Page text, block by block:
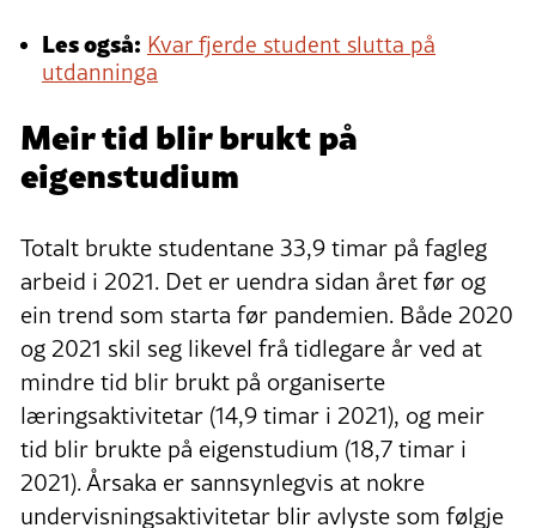
Les også: Kvar fjerde student slutta på
utdanninga
Meir tid blir brukt på
eigenstudium
Totalt brukte studentane 33,9 timar på fagleg
arbeid i 2021. Det er uendra sidan året før og
ein trend som starta før pandemien. Både 2020
og 2021 skil seg likevel frå tidlegare år ved at
mindre tid blir brukt på organiserte
læringsaktivitetar (14,9 timar i 2021), og meir
tid blir brukte på eigenstudium (18,7 timar i
2021). Årsaka er sannsynlegvis at nokre
undervisningsaktivitetar blir avlyste som følgje